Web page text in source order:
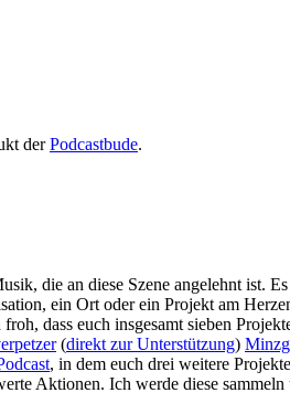
derPodcastbude.
die an diese Szene angelehnt ist.
ein Ort oder ein Projekt am
dass euch insgesamt sieben
(direkt zur Unterstützung)
, in dem euch drei weitere
Aktionen. Ich werde diese